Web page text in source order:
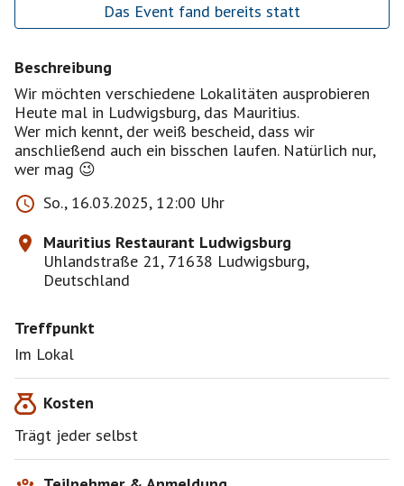
Das Event fand bereits statt
Beschreibung
Wir möchten verschiedene Lokalitäten ausprobieren
Heute mal in Ludwigsburg, das Mauritius.
Wer mich kennt, der weiß bescheid, dass wir
anschließend auch ein bisschen laufen. Natürlich nur,
wer mag 😉
So., 16.03.2025, 12:00 Uhr
Mauritius Restaurant Ludwigsburg
Uhlandstraße 21, 71638 Ludwigsburg,
Deutschland
Treffpunkt
Im Lokal
Kosten
Trägt jeder selbst